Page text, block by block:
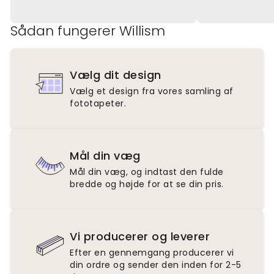
Sådan fungerer Willism
Vælg dit design
Vælg et design fra vores samling af
fototapeter.
Mål din væg
Mål din væg, og indtast den fulde
bredde og højde for at se din pris.
Vi producerer og leverer
Efter en gennemgang producerer vi
din ordre og sender den inden for 2-5